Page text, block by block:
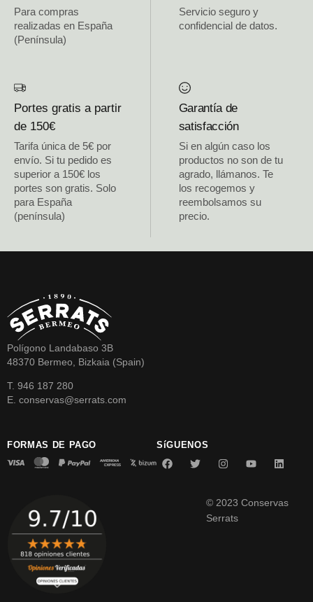
Para compras
realizadas en España
(Península)
Servicio seguro y
confidencial de datos.
Portes gratis a partir
de 150€
Tarifa única de 5€ por
envío. Si tu pedido es
superior a 150€ los
portes son gratis. Solo
para España
(península)
Garantía de
satisfacción
Si en algún caso los
productos no son de tu
agrado, llámanos. Te
los recogemos y
reembolsamos su
precio.
Polígono Landabaso 3B
48370 Bermeo, Bizkaia (Spain)
T. 946 187 280
E. conservas@serrats.com
FORMAS DE PAGO SíGUENOS
© 2023 Conservas
Serrats